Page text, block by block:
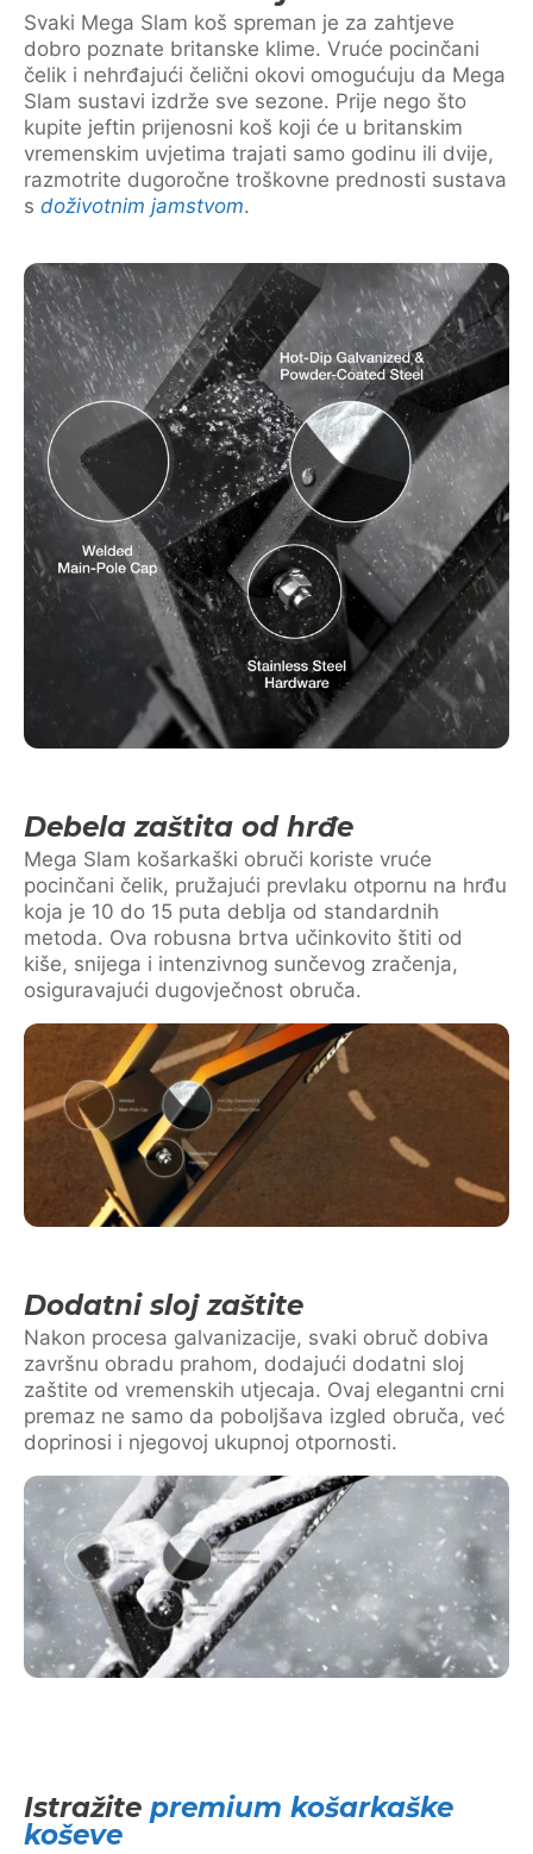
Svaki Mega Slam koš spreman je za zahtjeve
dobro poznate britanske klime. Vruće pocinčani
čelik i nehrđajući čelični okovi omogućuju da Mega
Slam sustavi izdrže sve sezone. Prije nego što
kupite jeftin prijenosni koš koji će u britanskim
vremenskim uvjetima trajati samo godinu ili dvije,
razmotrite dugoročne troškovne prednosti sustava
s doživotnim jamstvom.
Debela zaštita od hrđe
Mega Slam košarkaški obruči koriste vruće
pocinčani čelik, pružajući prevlaku otpornu na hrđu
koja je 10 do 15 puta deblja od standardnih
metoda. Ova robusna brtva učinkovito štiti od
kiše, snijega i intenzivnog sunčevog zračenja,
osiguravajući dugovječnost obruča.
Dodatni sloj zaštite
Nakon procesa galvanizacije, svaki obruč dobiva
završnu obradu prahom, dodajući dodatni sloj
zaštite od vremenskih utjecaja. Ovaj elegantni crni
premaz ne samo da poboljšava izgled obruča, već
doprinosi i njegovoj ukupnoj otpornosti.
Istražite premium košarkaške
koševe